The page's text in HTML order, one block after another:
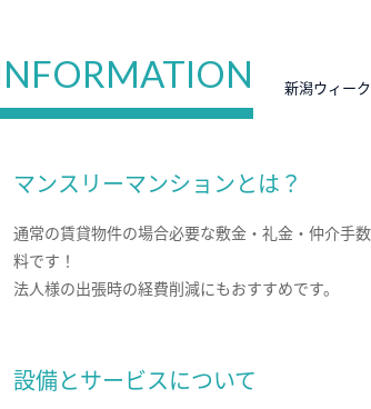
新潟ウィー
マンスリーマンションとは？
通常の賃貸物件の場合必要な敷金・礼金・仲介手
料です！
法人様の出張時の経費削減にもおすすめです。
設備とサービスについて